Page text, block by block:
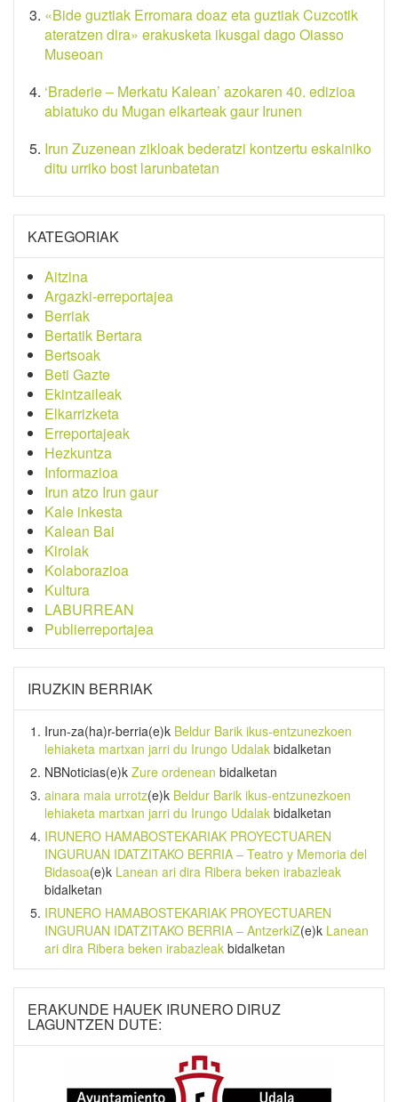
«Bide guztiak Erromara doaz eta guztiak Cuzcotik
ateratzen dira» erakusketa ikusgai dago Oiasso
Museoan
‘Braderie – Merkatu Kalean’ azokaren 40. edizioa
abiatuko du Mugan elkarteak gaur Irunen
Irun Zuzenean zikloak bederatzi kontzertu eskainiko
ditu urriko bost larunbatetan
KATEGORIAK
Aitzina
Argazki-erreportajea
Berriak
Bertatik Bertara
Bertsoak
Beti Gazte
Ekintzaileak
Elkarrizketa
Erreportajeak
Hezkuntza
Informazioa
Irun atzo Irun gaur
Kale inkesta
Kalean Bai
Kirolak
Kolaborazioa
Kultura
LABURREAN
Publierreportajea
IRUZKIN BERRIAK
Irun-za(ha)r-berria(e)k Beldur Barik ikus-entzunezkoen
lehiaketa martxan jarri du Irungo Udalak bidalketan
NBNoticias(e)k Zure ordenean bidalketan
ainara maia urrotz(e)k Beldur Barik ikus-entzunezkoen
lehiaketa martxan jarri du Irungo Udalak bidalketan
IRUNERO HAMABOSTEKARIAK PROYECTUAREN
INGURUAN IDATZITAKO BERRIA – Teatro y Memoria del
Bidasoa(e)k Lanean ari dira Ribera beken irabazleak
bidalketan
IRUNERO HAMABOSTEKARIAK PROYECTUAREN
INGURUAN IDATZITAKO BERRIA – AntzerkiZ(e)k Lanean
ari dira Ribera beken irabazleak bidalketan
ERAKUNDE HAUEK IRUNERO DIRUZ
LAGUNTZEN DUTE: